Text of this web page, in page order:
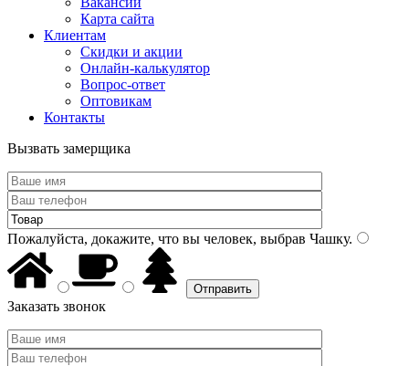
Карта сайта
Клиентам
Скидки и акции
Онлайн-калькулятор
Вопрос-ответ
Оптовикам
Контакты
Вызвать замерщика
Пожалуйста, докажите, что вы человек, выбрав Чашку.
Заказать звонок